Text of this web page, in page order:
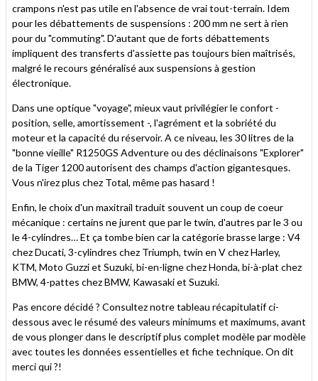
crampons n'est pas utile en l'absence de vrai tout-terrain. Idem
pour les débattements de suspensions : 200 mm ne sert à rien
pour du "commuting". D'autant que de forts débattements
impliquent des transferts d'assiette pas toujours bien maîtrisés,
malgré le recours généralisé aux suspensions à gestion
électronique.
Dans une optique "voyage", mieux vaut privilégier le confort -
position, selle, amortissement -, l'agrément et la sobriété du
moteur et la capacité du réservoir. A ce niveau, les 30 litres de la
"bonne vieille" R1250GS Adventure ou des déclinaisons "Explorer"
de la Tiger 1200 autorisent des champs d'action gigantesques.
Vous n'irez plus chez Total, même pas hasard !
Enfin, le choix d'un maxitrail traduit souvent un coup de coeur
mécanique : certains ne jurent que par le twin, d'autres par le 3 ou
le 4-cylindres… Et ça tombe bien car la catégorie brasse large : V4
chez Ducati, 3-cylindres chez Triumph, twin en V chez Harley,
KTM, Moto Guzzi et Suzuki, bi-en-ligne chez Honda, bi-à-plat chez
BMW, 4-pattes chez BMW, Kawasaki et Suzuki.
Pas encore décidé ? Consultez notre tableau récapitulatif ci-
dessous avec le résumé des valeurs minimums et maximums, avant
de vous plonger dans le descriptif plus complet modèle par modèle
avec toutes les données essentielles et fiche technique. On dit
merci qui ?!